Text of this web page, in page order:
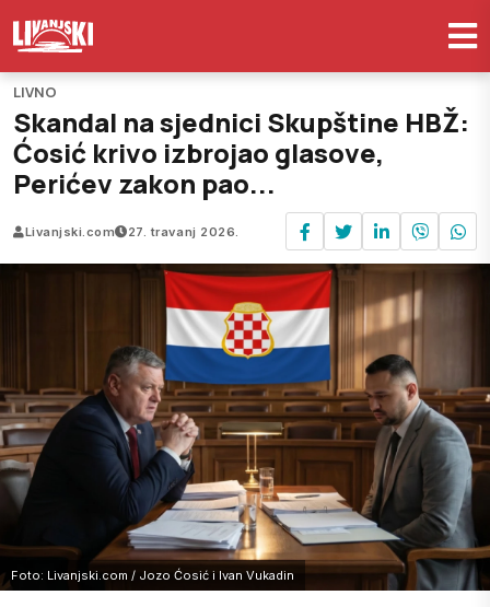
LIVNO
Skandal na sjednici Skupštine HBŽ:
Ćosić krivo izbrojao glasove,
Perićev zakon pao...
Livanjski.com 27. travanj 2026.
Foto: Livanjski.com / Jozo Ćosić i Ivan Vukadin